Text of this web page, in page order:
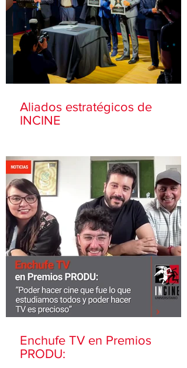
Aliados estratégicos de
INCINE
Enchufe TV en Premios
PRODU: